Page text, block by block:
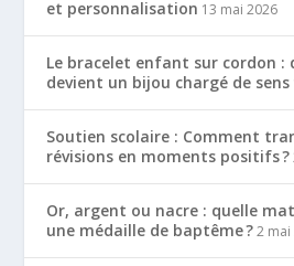
et personnalisation 13 mai 2026
Le bracelet enfant sur cordon :
devient un bijou chargé de sens
Soutien scolaire : Comment
révisions en moments positifs ?
Or, argent ou nacre : quelle
une médaille de baptême ? 2 mai